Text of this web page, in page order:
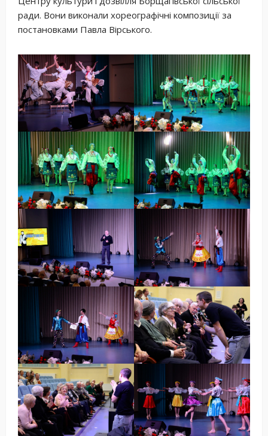
ради. Вони виконали хореографічні композиції за
постановками Павла Вірського.